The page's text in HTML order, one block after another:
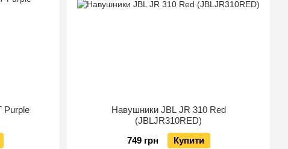
Purple
Навушники JBL JR 310 Red
(JBLJR310RED)
749 грн
Купити